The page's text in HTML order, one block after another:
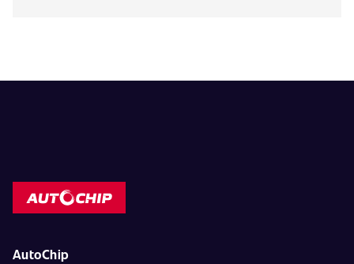
AutoChip